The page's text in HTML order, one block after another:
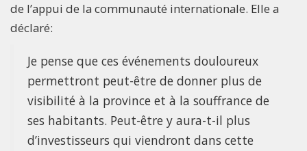
de l’appui de la communauté internationale. Elle a
déclaré:
Je pense que ces événements douloureux
permettront peut-être de donner plus de
visibilité à la province et à la souffrance de
ses habitants. Peut-être y aura-t-il plus
d’investisseurs qui viendront dans cette